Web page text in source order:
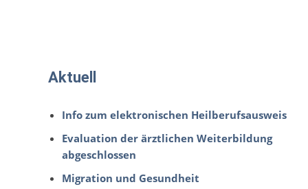
Aktuell
Info zum elektronischen Heilberufsausweis
Evaluation der ärztlichen Weiterbildung
abgeschlossen
Migration und Gesundheit